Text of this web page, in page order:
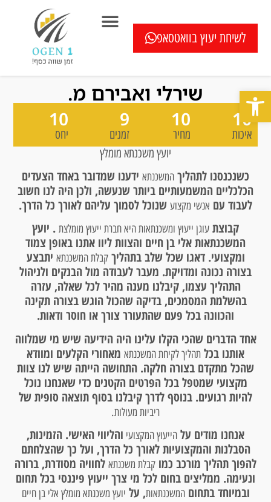
לשיחת יעוץ בוואטסאפ
שירלי ואבירם מ.
10
איכות
10
מחיר
9
זמנים
10
יחס
יועץ משכנתא מומלץ
כשנכנסנו לתהליך המשכנתא ידענו שמדובר באחד הצעדים
הכלכליים המשמעותיים ביותר שנעשה, ולכן היה לנו חשוב
לעבוד עם אנשי מקצוע שנוכל לסמוך עליהם לאורך כל הדרך.
קבוצת עוגן ייעוץ ומשכנתאות היא חברת ייעוץ מומלצת . יועץ
המשכנתאות אלי בן חיים והצוות ליוו אתנו באופן צמוד
ומקצועי. דאגו שכל שלב בתהליךקבלת המשכנתא יתבצע
בצורה נכונה ומדויקת. מעבר לעבודה מול הבנקים ולניהול
התהליך עצמו, קיבלנו מענה מהיר לכל שאלה, עזרה
בהשלמת המסמכים, בדיקה שהכול הוגש בצורה תקינה
והכוונה בכל פעם שהתעורר צורך או חוסר ודאות.
אחד הדברים שהכי הקלו עלינו היה הידיעה שיש מי שמלווה
אותנו בכל תהליך לקיחת המשכנתא מאחורי הקלעים ומוודא
שהכל מתקדם בצורה חלקה. התחושה הייתה שיש לנו צוות
מקצועי שמטפל בכל הפרטים הקטנים כדי שאנחנו נוכל
להיות רגועים. בנוסף לדרך קיבלנו בסוף תוצאה סופית של
ריביות מעולות.
אנחנו מודים על הייעוץ המקצועי והליווי האישי. הזמינות,
הסבלנות והמקצועיות לאורך כל הדרך, ועל כך שהצלחתם
להפוך תהליך מורכב כמו קבלת משכנתא לחוויה מסודרת, ברורה
ונעימה. ממליצים בחום לכל מי צרך ייעוץ פיננסי בכל תחום
ובמיוחד בתחוםהמשכנתאות, על יועץ משכנתא מומלץ אלי בן חיים
פתח סרגל נגישות